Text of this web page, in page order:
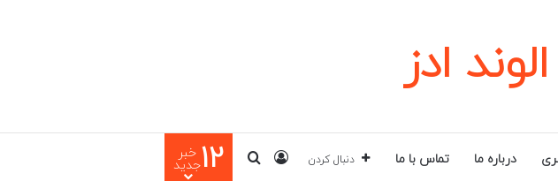
ادز
درباره ما تماس با ما دنبال کردن ورودجستجو برای
12 خبر
جدید